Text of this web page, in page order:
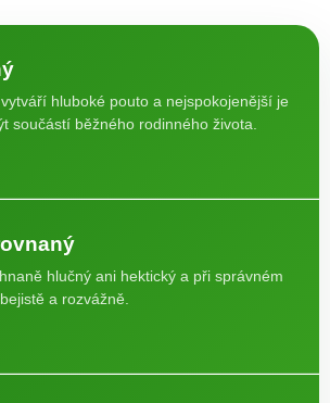
hluboké pouto a nejspokojenější je
součástí běžného rodinného života.
hlučný ani hektický a při správném
a rozvážně.